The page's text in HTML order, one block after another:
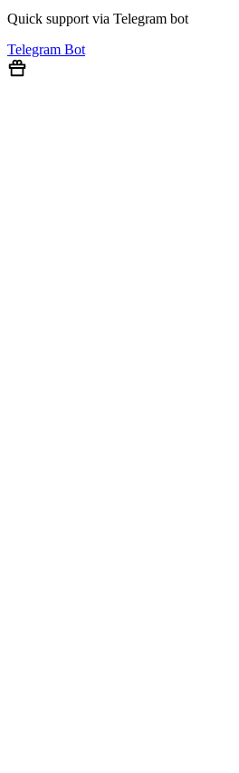
Quick support via Telegram bot
Telegram Bot